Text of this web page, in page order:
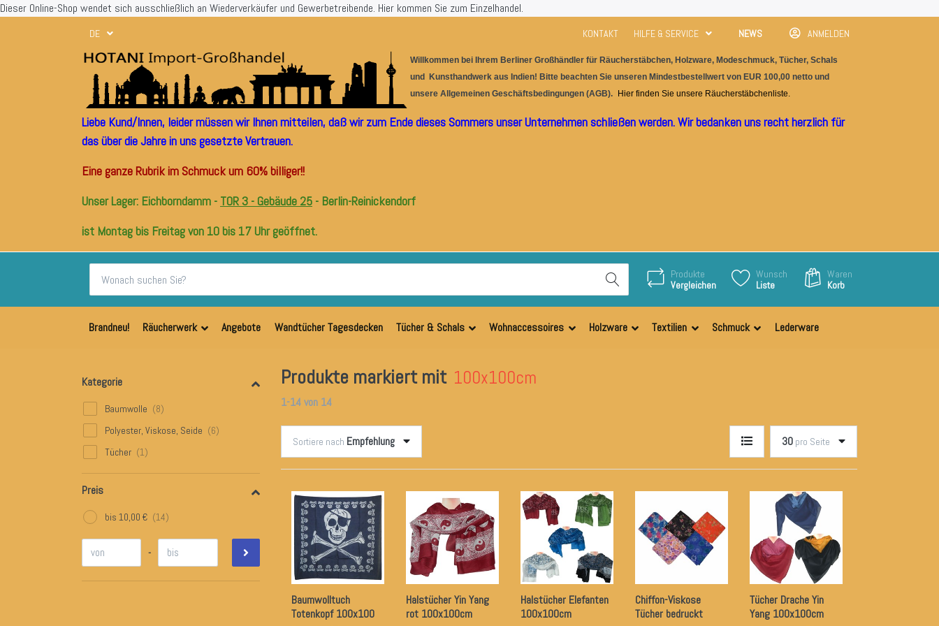
Dieser Online-Shop wendet sich ausschließlich an Wiederverkäufer und Gewerbetreibende. Hier kommen Sie zum Einzelhandel.
DE KONTAKT HILFE & SERVICE NEWS ANMELDEN
Willkommen bei Ihrem Berliner Großhändler für Räucherstäbchen, Holzware, Modeschmuck, Tücher, Schals
und Kunsthandwerk aus I ndien! Bitte beachten Sie unseren Mindestbestellwert von EUR 100,00 netto und
unsere Allgemeinen Geschäftsbedingungen (AGB). Hier finden Sie unsere Räucherstäbchenliste.
Liebe Kund/Innen, leider müssen wir Ihnen mitteilen, daß wir zum Ende dieses Sommers unser Unternehmen schließen werden. Wir bedanken uns recht herzlich für
das über die Jahre in uns gesetzte Vertrauen.
Eine ganze Rubrik im Schmuck um 60% billiger!!
Unser Lager: Eichborndamm - TOR 3 - Gebäude 25 - Berlin-Reinickendorf
ist Montag bis Freitag von 10 bis 17 Uhr geöffnet.
Produkte
Vergleichen
Wunsch
Liste
Waren
Korb
Brandneu! Räucherwerk Angebote Wandtücher Tagesdecken Tücher & Schals Wohnaccessoires Holzware Textilien Schmuck Lederware
Kategorie
Baumwolle
Polyester, Viskose, Seide
Tücher
Preis
bis 10,00 €
-
Produkte markiert mit 100x100cm
1-14von 14
Sortiere nach Empfehlung 30 pro Seite
Baumwolltuch
Totenkopf 100x100
Halstücher Yin Yang
rot 100x100cm
Halstücher Elefanten
100x100cm
Chiffon-Viskose
Tücher bedruckt
Tücher Drache Yin
Yang 100x100cm